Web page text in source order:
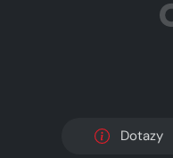
Dotazy